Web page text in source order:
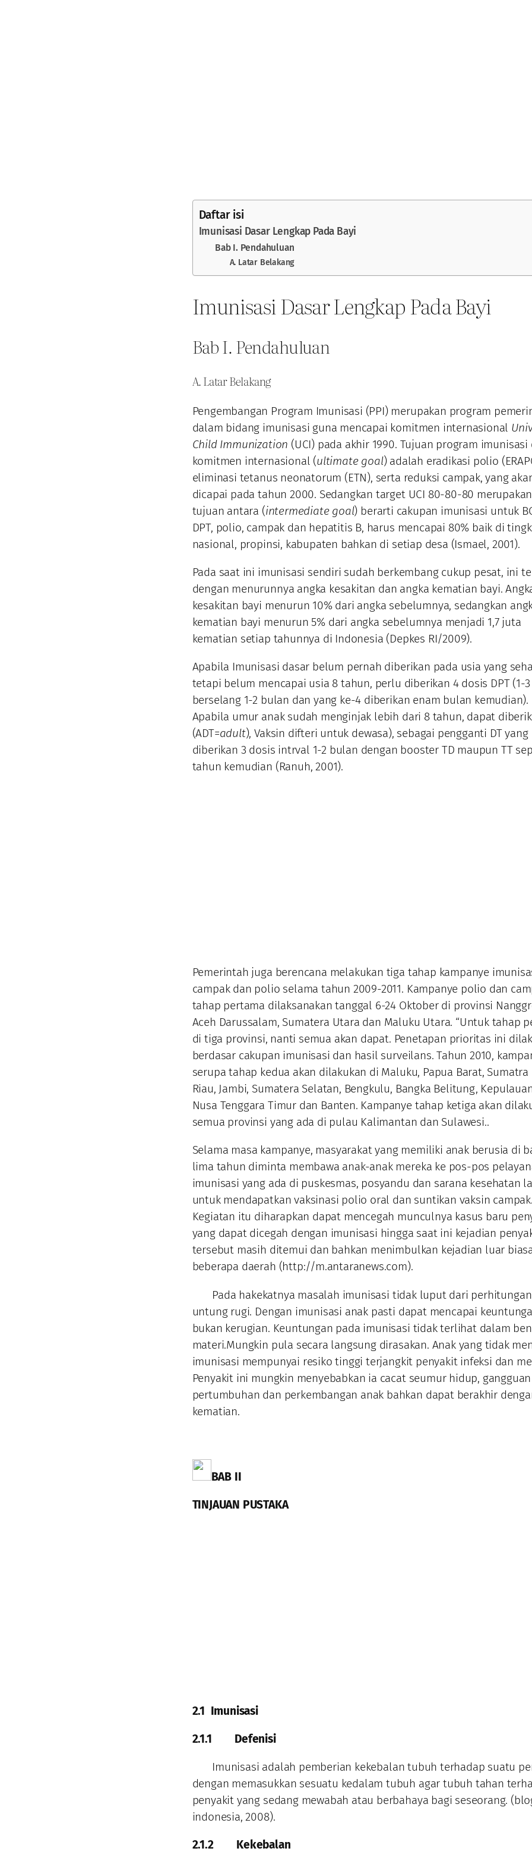
Daftar isi
Imunisasi Dasar Lengkap Pada Bayi
Bab I. Pendahuluan
A. Latar Belakang
Imunisasi Dasar Lengkap Pada Bayi
Bab I. Pendahuluan
A. Latar Belakang
Pengembangan Program Imunisasi (PPI) merupakan program
dalam bidang imunisasi guna mencapai komitmen internasional
Child Immunization (UCI) pada akhir 1990. Tujuan program imunisasi
komitmen internasional (ultimate goal) adalah eradikasi polio
eliminasi tetanus neonatorum (ETN), serta reduksi campak, yang
dicapai pada tahun 2000. Sedangkan target UCI 80-80-80 merupakan
tujuan antara (intermediate goal) berarti cakupan imunisasi untuk
DPT, polio, campak dan hepatitis B, harus mencapai 80% baik di
nasional, propinsi, kabupaten bahkan di setiap desa (Ismael, 2001).
Pada saat ini imunisasi sendiri sudah berkembang cukup pesat, ini
dengan menurunnya angka kesakitan dan angka kematian bayi.
kesakitan bayi menurun 10% dari angka sebelumnya, sedangkan
kematian bayi menurun 5% dari angka sebelumnya menjadi 1,7 juta
kematian setiap tahunnya di Indonesia (Depkes RI/2009).
Apabila Imunisasi dasar belum pernah diberikan pada usia yang
tetapi belum mencapai usia 8 tahun, perlu diberikan 4 dosis DPT (1-3
berselang 1-2 bulan dan yang ke-4 diberikan enam bulan kemudian).
Apabila umur anak sudah menginjak lebih dari 8 tahun, dapat
(ADT=adult), Vaksin difteri untuk dewasa), sebagai pengganti DT yang
diberikan 3 dosis intrval 1-2 bulan dengan booster TD maupun TT
tahun kemudian (Ranuh, 2001).
Pemerintah juga berencana melakukan tiga tahap kampanye
campak dan polio selama tahun 2009-2011. Kampanye polio dan
tahap pertama dilaksanakan tanggal 6-24 Oktober di provinsi
Aceh Darussalam, Sumatera Utara dan Maluku Utara. “Untuk tahap
di tiga provinsi, nanti semua akan dapat. Penetapan prioritas ini
berdasar cakupan imunisasi dan hasil surveilans. Tahun 2010,
serupa tahap kedua akan dilakukan di Maluku, Papua Barat, Sumatra
Riau, Jambi, Sumatera Selatan, Bengkulu, Bangka Belitung,
Nusa Tenggara Timur dan Banten. Kampanye tahap ketiga akan
semua provinsi yang ada di pulau Kalimantan dan Sulawesi..
Selama masa kampanye, masyarakat yang memiliki anak berusia di
lima tahun diminta membawa anak-anak mereka ke pos-pos
imunisasi yang ada di puskesmas, posyandu dan sarana kesehatan
untuk mendapatkan vaksinasi polio oral dan suntikan vaksin campak.
Kegiatan itu diharapkan dapat mencegah munculnya kasus baru
yang dapat dicegah dengan imunisasi hingga saat ini kejadian
tersebut masih ditemui dan bahkan menimbulkan kejadian luar
beberapa daerah (http://m.antaranews.com).
Pada hakekatnya masalah imunisasi tidak luput dari perhitungan
untung rugi. Dengan imunisasi anak pasti dapat mencapai
bukan kerugian. Keuntungan pada imunisasi tidak terlihat dalam
materi.Mungkin pula secara langsung dirasakan. Anak yang tidak
imunisasi mempunyai resiko tinggi terjangkit penyakit infeksi dan
Penyakit ini mungkin menyebabkan ia cacat seumur hidup, gangguan
pertumbuhan dan perkembangan anak bahkan dapat berakhir
kematian.
BAB II
TINJAUAN PUSTAKA
2.1 Imunisasi
2.1.1 Defenisi
Imunisasi adalah pemberian kekebalan tubuh terhadap suatu
dengan memasukkan sesuatu kedalam tubuh agar tubuh tahan
penyakit yang sedang mewabah atau berbahaya bagi seseorang.
indonesia, 2008).
2.1.2 Kekebalan